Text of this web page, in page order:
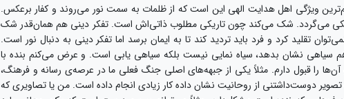
ویژگی اهل هدایت الهی این است که از ظلمات به سمت نور می‌روند و کفار برعکس.
می‌گردد. شک می‌کند چون تاریکی مطلوب ذاتی‌اش است. تفکر دینی هم همان‌قدر شک
تقلید کرد و فرد باید تردید کند تا به ایمان برسد اما تفکر دینی به دنبال نور است.
سیاهی نشان بدهد، سیاه نمایی نیست بلکه سیاهی یابی است. و عرض می‌کنم بنده با
را قبول دارم. مثلاً یکی از جبهه‌های اصلی جنگ فعلی ما در عرصه‌ی رسانه و فرهنگ،
دوست‌داشتنی از روحانیت نشان داده کار زیادی انجام داده است. من یا تصاویری که